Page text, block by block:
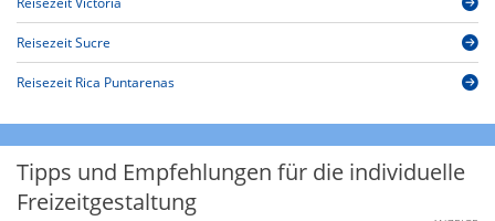
Reisezeit Sucre
Reisezeit Rica Puntarenas
Tipps und Empfehlungen für die individuelle
Freizeitgestaltung